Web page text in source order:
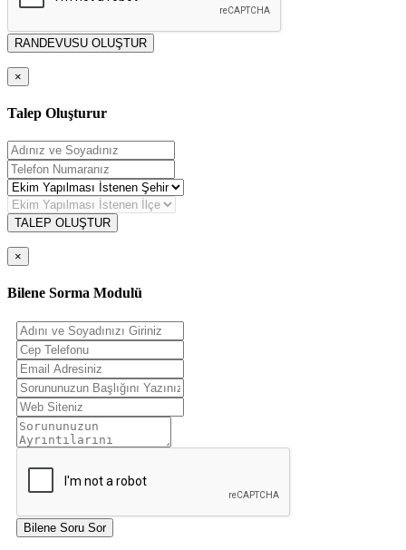
RANDEVUSU OLUŞTUR
×
Talep Oluşturur
TALEP OLUŞTUR
×
Bilene Sorma Modulü
Bilene Soru Sor